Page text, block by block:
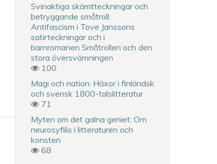
Svinaktiga skämtteckningar och
betryggande småtroll:
Antifascism i Tove Janssons
satirteckningar och i
barnromanen Småtrollen och den
stora översvämningen
100
Magi och nation: Häxor i finländsk
och svensk 1800-talslitteratur
71
Myten om det galna geniet: Om
neurosyfilis i litteraturen och
konsten
68